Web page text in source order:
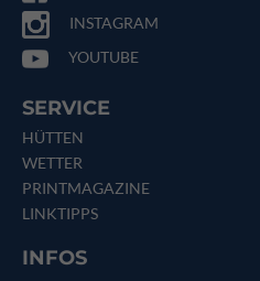
INSTAGRAM
YOUTUBE
SERVICE
HÜTTEN
WETTER
PRINTMAGAZINE
LINKTIPPS
INFOS